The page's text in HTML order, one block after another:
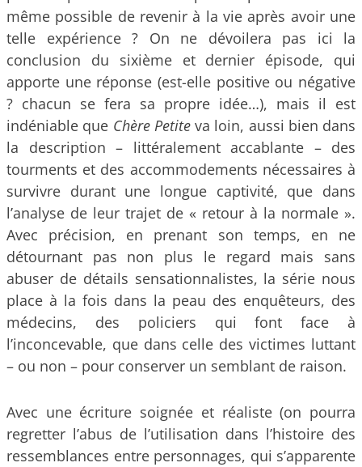
même possible de revenir à la vie après avoir une
telle expérience ? On ne dévoilera pas ici la
conclusion du sixième et dernier épisode, qui
apporte une réponse (est-elle positive ou négative
? chacun se fera sa propre idée…), mais il est
indéniable que Chère Petiteva loin, aussi bien dans
la description – littéralement accablante – des
tourments et des accommodements nécessaires à
survivre durant une longue captivité, que dans
l’analyse de leur trajet de « retour à la normale ».
Avec précision, en prenant son temps, en ne
détournant pas non plus le regard mais sans
abuser de détails sensationnalistes, la série nous
place à la fois dans la peau des enquêteurs, des
médecins, des policiers qui font face à
l’inconcevable, que dans celle des victimes luttant
– ou non – pour conserver un semblant de raison.
Avec une écriture soignée et réaliste (on pourra
regretter l’abus de l’utilisation dans l’histoire des
ressemblances entre personnages, qui s’apparente